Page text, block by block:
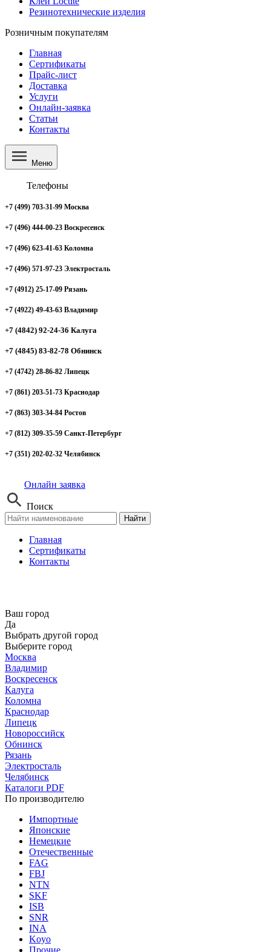
Резинотехнические изделия
Розничным покупателям
Главная
Сертификаты
Прайс-лист
Доставка
Услуги
Онлайн-заявка
Статьи
Контакты
Меню
Телефоны
+7 (499) 703-31-99 Москва
+7 (496) 444-00-23 Воскресенск
+7 (496) 623-41-63 Коломна
+7 (496) 571-97-23 Электросталь
+7 (4912) 25-17-09 Рязань
+7 (4922) 49-43-63 Владимир
+7 (4842) 92-24-36 Калуга
+7 (4845) 83-82-78 Обнинск
+7 (4742) 28-86-82 Липецк
+7 (861) 203-51-73 Краснодар
+7 (863) 303-34-84 Ростов
+7 (812) 309-35-59 Санкт-Петербург
+7 (351) 202-02-32 Челябинск
Онлайн заявка
Поиск
Найти
Главная
Сертификаты
Контакты
Ваш город
Да
Выбрать другой город
Выберите город
Москва
Владимир
Воскресенск
Калуга
Коломна
Краснодар
Липецк
Новороссийск
Обнинск
Рязань
Электросталь
Челябинск
Каталоги PDF
По производителю
Импортные
Японские
Немецкие
Отечественные
FAG
FBJ
NTN
SKF
ISB
SNR
INA
Koyo
Прочие